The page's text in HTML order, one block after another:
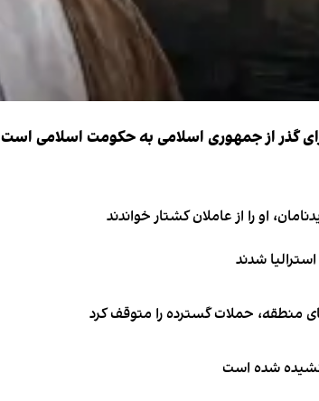
گذر از جمهوری اسلامی به حکومت اسلامی است
او را از عاملان کشتار خواندند
منطقه، حملات گسترده را متوقف کرد
کشیده شده است